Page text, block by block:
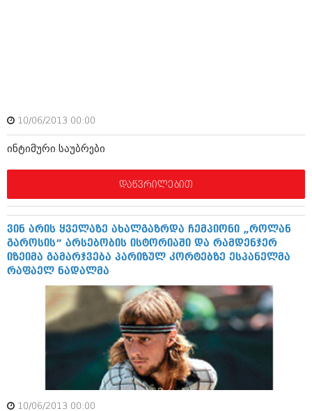
ავტორჩევები
გვარები
თემიდას სასწორი
იუმორი
კალეიდოსკოპი
ჰოროსკოპი და შეუცნობელი
რომანი და დეტექტივი
გვარები
კალეიდოსკოპი
ჰოროსკოპი და შეუცნობელი
კრიმინალი
რომანი და დეტექტივი
სახალისო ამბები
ქალი და მამაკაცი
10/06/2013 00:00
ინტიმური საუბრები
დაწვრილებით
ვინ არის ყველაზე ახალგაზრდა ჩემპიონი „როლან
გაროსის” არსებობის ისტორიაში და რამდენჯერ
იზეიმა გამარჯვება პარიზულ კორტებზე ესპანელმა
რაფაელ ნადალმა
10/06/2013 00:00